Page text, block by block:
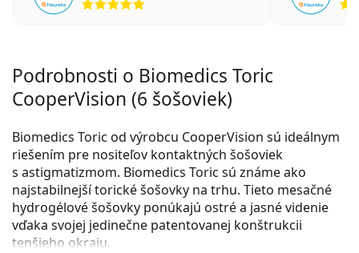
Podrobnosti o Biomedics Toric
CooperVision (6 šošoviek)
Biomedics Toric od výrobcu CooperVision sú ideálnym
riešením pre nositeľov kontaktných šošoviek
s astigmatizmom. Biomedics Toric sú známe ako
najstabilnejší torické šošovky na trhu. Tieto mesačné
hydrogélové šošovky ponúkajú ostré a jasné videnie
vďaka svojej jedinečne patentovanej konštrukcii
tenšieho okraju.